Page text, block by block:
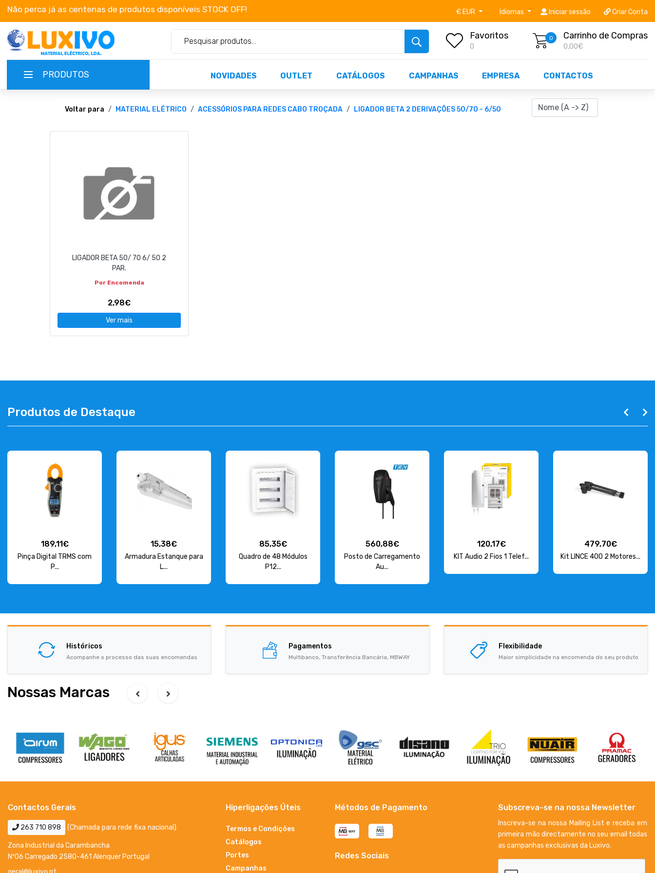
Não perca já as centenas de produtos disponíveis STOCK OFF! Não perca já as centenas de produtos disponíveis STOCK OFF! Não perca já as centenas de
€ EUR Idiomas Iniciar sessão Criar Conta
Favoritos
0
0 Carrinho de Compras
0,00€
PRODUTOS NOVIDADES OUTLET CATÁLOGOS CAMPANHAS EMPRESA CONTACTOS
TERMOS E CONDIÇÕES
geral@luxivo.pt
Voltar para MATERIAL ELÉTRICO ACESSÓRIOS PARA REDES CABO TROÇADA LIGADOR BETA 2 DERIVAÇÕES 50/70 - 6/50
LIGADOR BETA 50/ 70 6/ 50 2
PAR.
Por Encomenda
2,98€
Ver mais
Produtos de Destaque
189,11€
Pinça Digital TRMS com
P...
15,38€
Armadura Estanque para
L...
85,35€
Quadro de 48 Módulos
P12...
560,88€
Posto de Carregamento
Au...
120,17€
KIT Audio 2 Fios 1 Telef...
479,70€
Kit LINCE 400 2 Motores...
Históricos
Acompanhe o processo das suas encomendas
Pagamentos
Multibanco, Transferência Bancária, MBWAY
Flexibilidade
Maior simplicidade na encomenda do seu produto
Nossas Marcas
Contactos Gerais
263 710 898 (Chamada para rede fixa nacional)
Zona Industrial da Carambancha
Nº06 Carregado 2580-461 Alenquer Portugal
Hiperligações Úteis
Termos e Condições
Catálogos
Portes
Campanhas
Métodos de Pagamento
Redes Sociais
Subscreva-se na nossa Newsletter
Inscreva-se na nossa Mailing List e receba em
primeira mão directamente no seu email todas
as campanhas exclusivas da Luxivo.